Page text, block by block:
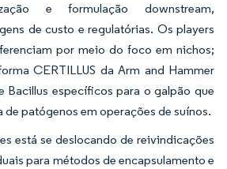
e formulação downstream,
de custo e regulatórias. Os players
por meio do foco em nichos;
CERTILLUS da Arm and Hammer
Bacillus específicos para o galpão que
de patógenos em operações de suínos.
está se deslocando de reivindicações
para métodos de encapsulamento e